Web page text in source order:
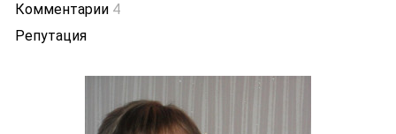
Комментарии 4
Репутация